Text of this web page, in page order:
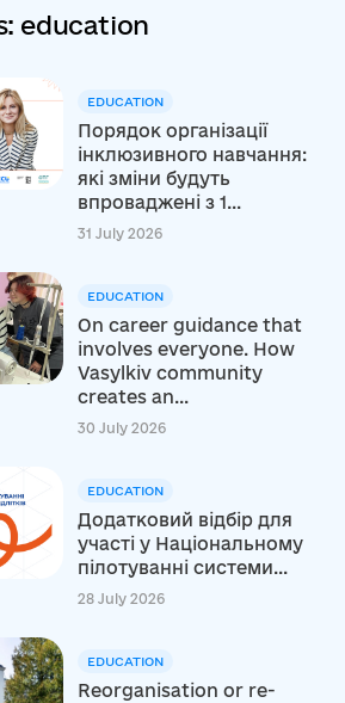
education
EDUCATION
Порядок організації
інклюзивного навчання:
які зміни будуть
впроваджені з 1...
31 July 2026
EDUCATION
On career guidance that
involves everyone. How
Vasylkiv community
creates an...
30 July 2026
EDUCATION
Додатковий відбір для
участі у Національному
пілотуванні системи...
28 July 2026
EDUCATION
Reorganisation or re-